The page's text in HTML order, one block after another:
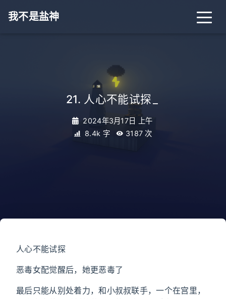
我不是盐神
21. 人心不能试探
2024年3月17日 上午
8.4k 字
3187 次
人心不能试探
恶毒女配觉醒后，她更恶毒了
最后只能从别处着力，和小叔叔联手，一个在宫里，